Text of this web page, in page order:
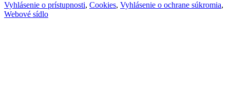
Vyhlásenie o prístupnosti, Cookies, Vyhlásenie o ochrane súkromia,
Webové sídlo